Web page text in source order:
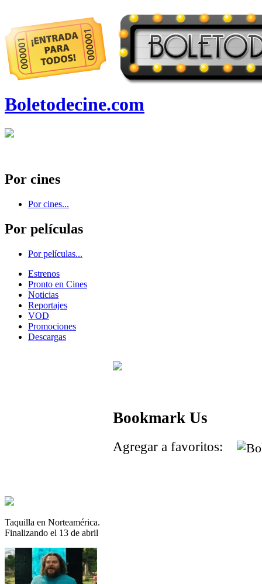
Boletodecine.com
Por cines
Por cines...
Por películas
Por películas...
Estrenos
Pronto en Cines
Noticias
Reportajes
VOD
Promociones
Descargas
Taquilla en Norteamérica.
Finalizando el 13 de abril
Bookmark Us
Agregar a favoritos: